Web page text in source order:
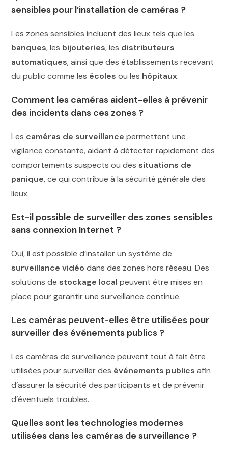
sensibles pour l’installation de caméras ?
Les zones sensibles incluent des lieux tels que les
banques, les bijouteries, les distributeurs
automatiques, ainsi que des établissements recevant
du public comme les écoles ou les hôpitaux.
Comment les caméras aident-elles à prévenir
des incidents dans ces zones ?
Les caméras de surveillance permettent une
vigilance constante, aidant à détecter rapidement des
comportements suspects ou des situations de
panique, ce qui contribue à la sécurité générale des
lieux.
Est-il possible de surveiller des zones sensibles
sans connexion Internet ?
Oui, il est possible d’installer un système de
surveillance vidéo dans des zones hors réseau. Des
solutions de stockage local peuvent être mises en
place pour garantir une surveillance continue.
Les caméras peuvent-elles être utilisées pour
surveiller des événements publics ?
Les caméras de surveillance peuvent tout à fait être
utilisées pour surveiller des événements publics afin
d’assurer la sécurité des participants et de prévenir
d’éventuels troubles.
Quelles sont les technologies modernes
utilisées dans les caméras de surveillance ?